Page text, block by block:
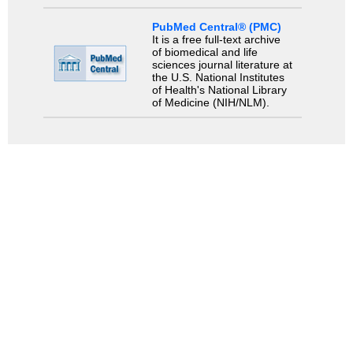
PubMed Central® (PMC)
It is a free full-text archive
of biomedical and life
sciences journal literature at
the U.S. National Institutes
of Health's National Library
of Medicine (NIH/NLM).